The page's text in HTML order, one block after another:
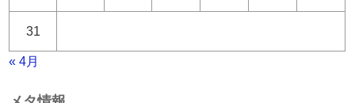
31
« 4月